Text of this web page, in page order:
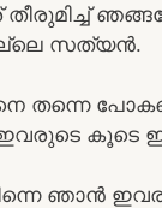
സത്യൻ.
കൂടെ
ഞാൻ